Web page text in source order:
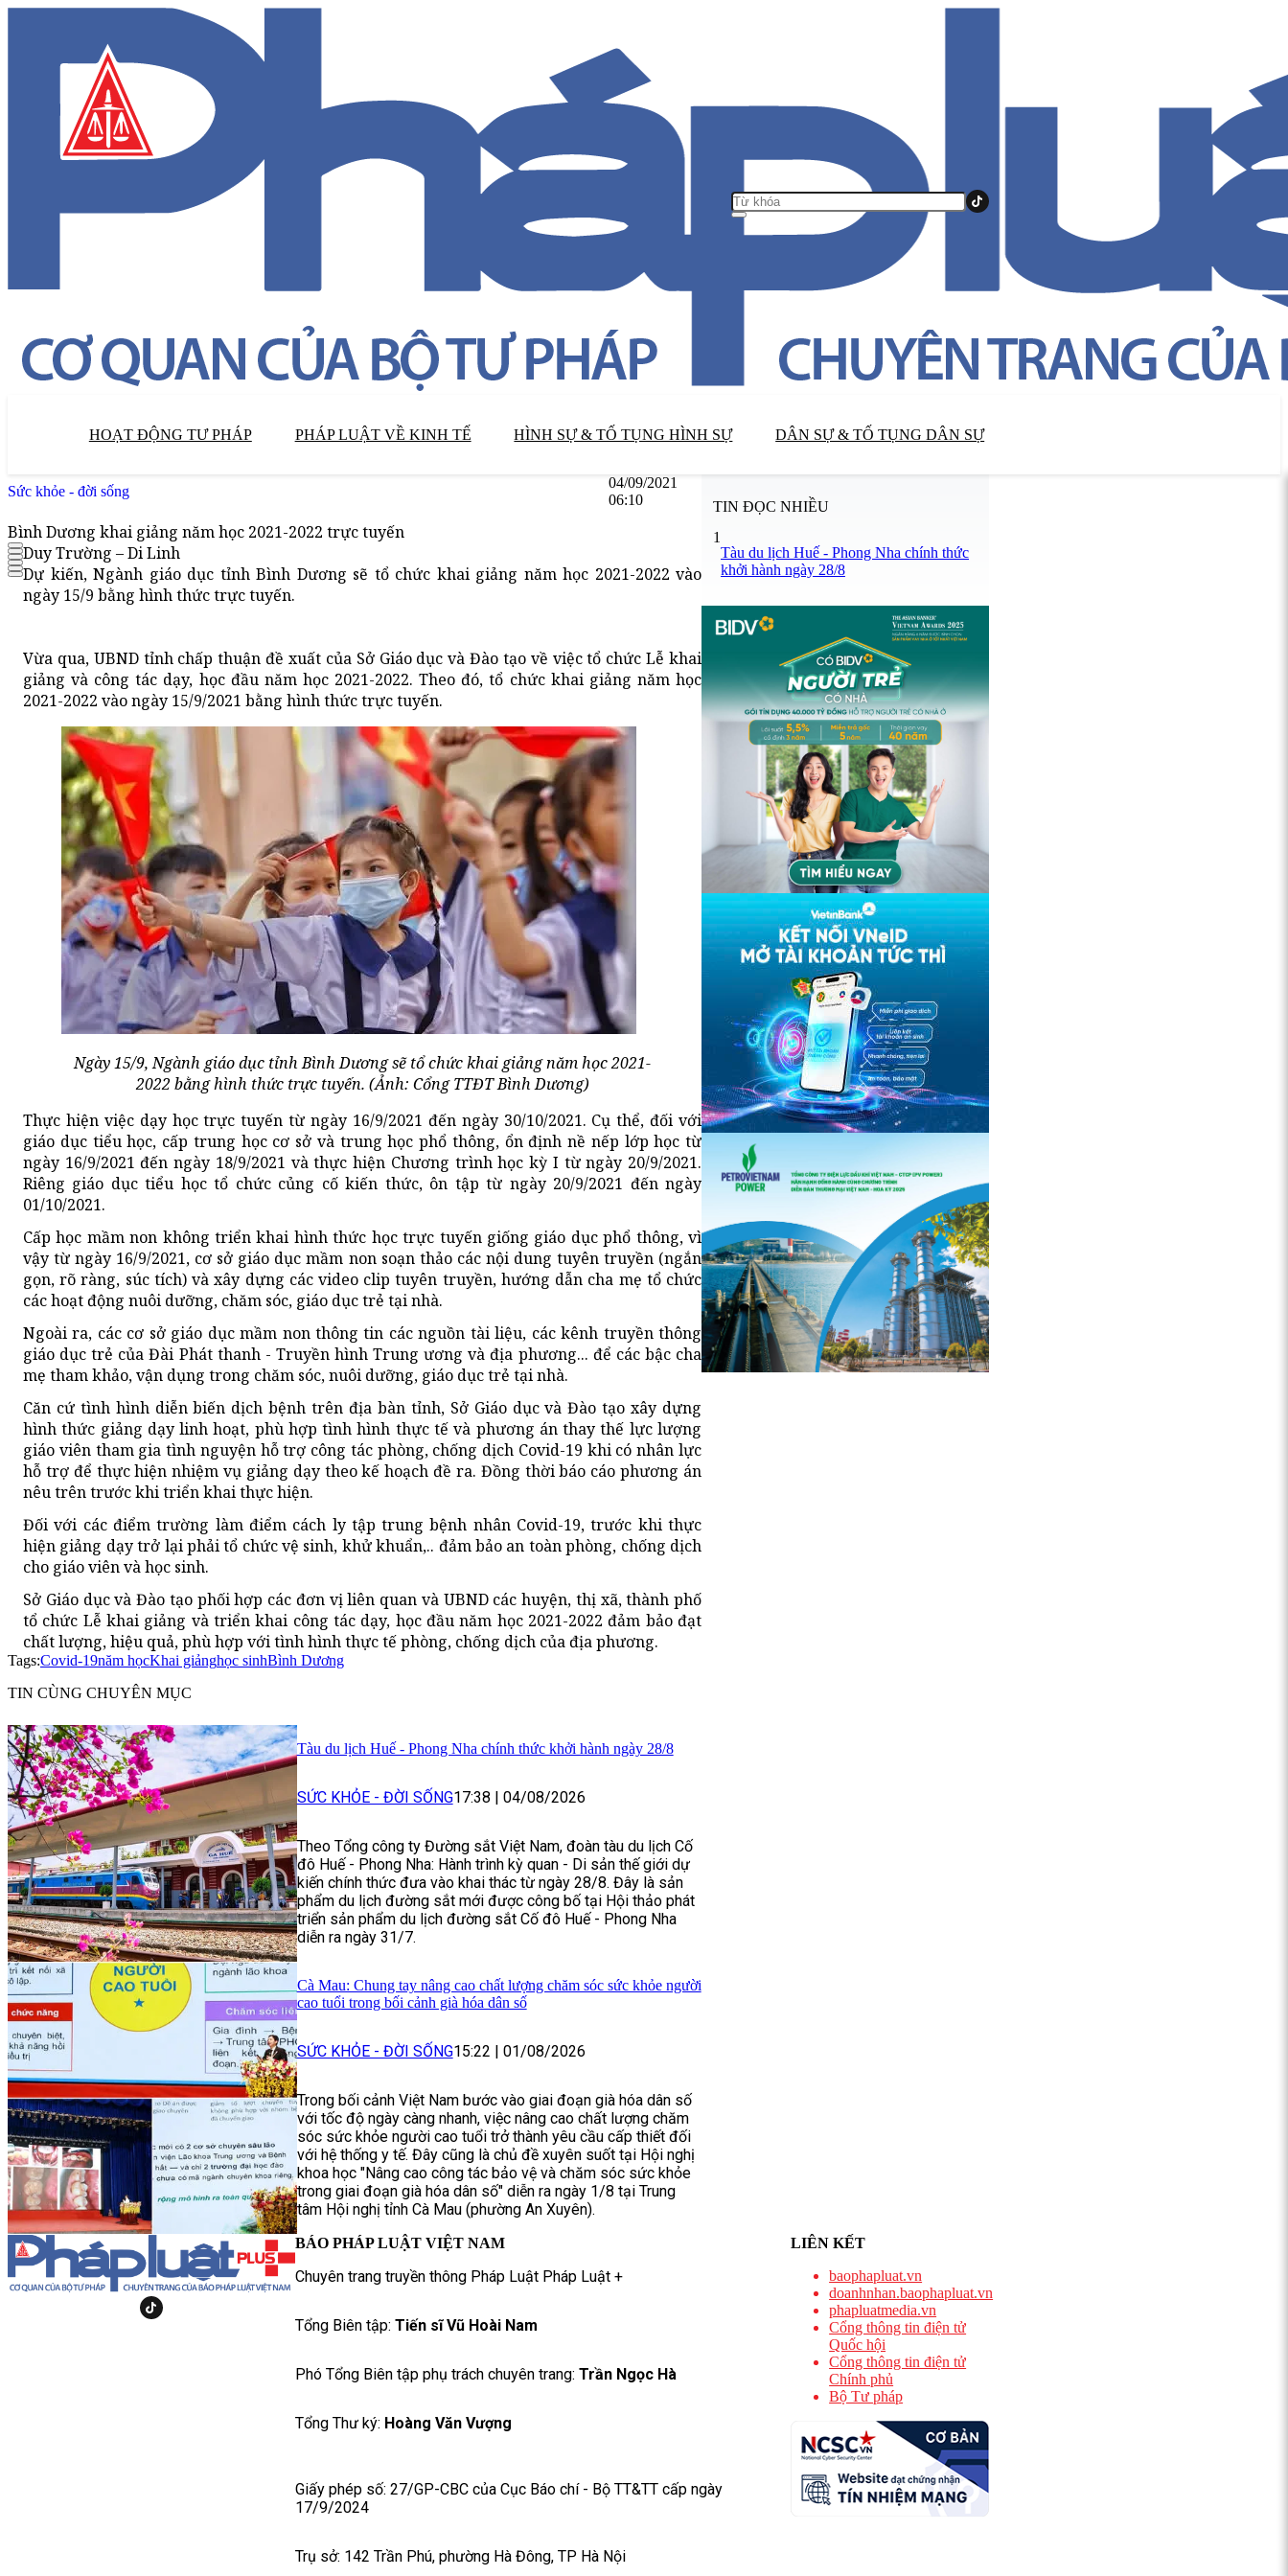
HOẠT ĐỘNG TƯ PHÁP PHÁP LUẬT VỀ KINH TẾ HÌNH SỰ & TỐ TỤNG HÌNH SỰ DÂN SỰ & TỐ TỤNG DÂN SỰ
Sức khỏe - đời sống
04/09/2021
06:10
Bình Dương khai giảng năm học 2021-2022 trực tuyến
Duy Trường – Di Linh
Dự kiến, Ngành giáo dục tỉnh Bình Dương sẽ tổ chức khai giảng năm học 2021-2022 vào
ngày 15/9 bằng hình thức trực tuyến.
​Vừa qua, UBND tỉnh chấp thuận đề xuất của Sở Giáo dục và Đào tạo về việc tổ chức Lễ khai
giảng và công tác dạy, học đầu năm học 2021-2022. Theo đó, tổ chức khai giảng năm học
2021-2022 vào ngày 15/9/2021 bằng hình thức trực tuyến.
Ngày 15/9, Ngành giáo dục tỉnh Bình Dương sẽ tổ chức khai giảng năm học 2021-
2022 bằng hình thức trực tuyến. (Ảnh: Cổng TTĐT Bình Dương)
Thực hiện việc dạy học trực tuyến từ ngày 16/9/2021 đến ngày 30/10/2021. Cụ thể, đối với
giáo dục tiểu học, cấp trung học cơ sở và trung học phổ thông, ổn định nề nếp lớp học từ
ngày 16/9/2021 đến ngày 18/9/2021 và thực hiện Chương trình học kỳ I từ ngày 20/9/2021.
Riêng giáo dục tiểu học tổ chức củng cố kiến thức, ôn tập từ ngày 20/9/2021 đến ngày
01/10/2021.
Cấp học mầm non không triển khai hình thức học trực tuyến giống giáo dục phổ thông, vì
vậy từ ngày 16/9/2021, cơ sở giáo dục mầm non soạn thảo các nội dung tuyên truyền (ngắn
gọn, rõ ràng, súc tích) và xây dựng các video clip tuyên truyền, hướng dẫn cha mẹ tổ chức
các hoạt động nuôi dưỡng, chăm sóc, giáo dục trẻ tại nhà.
Ngoài ra, các cơ sở giáo dục mầm non thông tin các nguồn tài liệu, các kênh truyền thông
giáo dục trẻ của Đài Phát thanh - Truyền hình Trung ương và địa phương... để các bậc cha
mẹ tham khảo, vận dụng trong chăm sóc, nuôi dưỡng, giáo dục trẻ tại nhà.
Căn cứ tình hình diễn biến dịch bệnh trên địa bàn tỉnh, Sở Giáo dục và Đào tạo xây dựng
hình thức giảng dạy linh hoạt, phù hợp tình hình thực tế và phương án thay thế lực lượng
giáo viên tham gia tình nguyện hỗ trợ công tác phòng, chống dịch Covid-19 khi có nhân lực
hỗ trợ để thực hiện nhiệm vụ giảng dạy theo kế hoạch đề ra. Đồng thời báo cáo phương án
nêu trên trước khi triển khai thực hiện.
Đối với các điểm trường làm điểm cách ly tập trung bệnh nhân Covid-19, trước khi thực
hiện giảng dạy trở lại phải tổ chức vệ sinh, khử khuẩn,.. đảm bảo an toàn phòng, chống dịch
cho giáo viên và học sinh.
Sở Giáo dục và Đào tạo phối hợp các đơn vị liên quan và UBND các huyện, thị xã, thành phố
tổ chức Lễ khai giảng và triển khai công tác dạy, học đầu năm học 2021-2022 đảm bảo đạt
chất lượng, hiệu quả, phù hợp với tình hình thực tế phòng, chống dịch của địa phương.​
Tags:Covid-19năm họcKhai giảnghọc sinhBình Dương
TIN CÙNG CHUYÊN MỤC
Tàu du lịch Huế - Phong Nha chính thức khởi hành ngày 28/8
SỨC KHỎE - ĐỜI SỐNG17:38 | 04/08/2026
Theo Tổng công ty Đường sắt Việt Nam, đoàn tàu du lịch Cố
đô Huế - Phong Nha: Hành trình kỳ quan - Di sản thế giới dự
kiến chính thức đưa vào khai thác từ ngày 28/8. Đây là sản
phẩm du lịch đường sắt mới được công bố tại Hội thảo phát
triển sản phẩm du lịch đường sắt Cố đô Huế - Phong Nha
diễn ra ngày 31/7.
Cà Mau: Chung tay nâng cao chất lượng chăm sóc sức khỏe người
cao tuổi trong bối cảnh già hóa dân số
SỨC KHỎE - ĐỜI SỐNG15:22 | 01/08/2026
Trong bối cảnh Việt Nam bước vào giai đoạn già hóa dân số
với tốc độ ngày càng nhanh, việc nâng cao chất lượng chăm
sóc sức khỏe người cao tuổi trở thành yêu cầu cấp thiết đối
với hệ thống y tế. Đây cũng là chủ đề xuyên suốt tại Hội nghị
khoa học "Nâng cao công tác bảo vệ và chăm sóc sức khỏe
trong giai đoạn già hóa dân số" diễn ra ngày 1/8 tại Trung
tâm Hội nghị tỉnh Cà Mau (phường An Xuyên).
TIN ĐỌC NHIỀU
1
Tàu du lịch Huế - Phong Nha chính thức
khởi hành ngày 28/8
BÁO PHÁP LUẬT VIỆT NAM
Chuyên trang truyền thông Pháp Luật Pháp Luật +
Tổng Biên tập: Tiến sĩ Vũ Hoài Nam
Phó Tổng Biên tập phụ trách chuyên trang: Trần Ngọc Hà
Tổng Thư ký: Hoàng Văn Vượng
Giấy phép số: 27/GP-CBC của Cục Báo chí - Bộ TT&TT cấp ngày
17/9/2024
Trụ sở: 142 Trần Phú, phường Hà Đông, TP Hà Nội
LIÊN KẾT
baophapluat.vn
doanhnhan.baophapluat.vn
phapluatmedia.vn
Cổng thông tin điện tử
Quốc hội
Cổng thông tin điện tử
Chính phủ
Bộ Tư pháp